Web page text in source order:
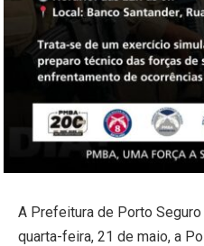
A Prefeitura de Porto
quarta-feira, 21 de maio, a